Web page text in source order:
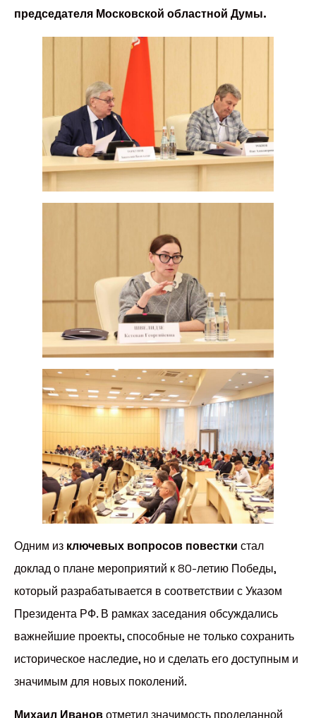
председателя Московской областной Думы.
Одним из ключевых вопросов повестки стал
доклад о плане мероприятий к 80-летию Победы,
который разрабатывается в соответствии с Указом
Президента РФ. В рамках заседания обсуждались
важнейшие проекты, способные не только сохранить
историческое наследие, но и сделать его доступным и
значимым для новых поколений.
Михаил Ивановотметил значимость проделанной